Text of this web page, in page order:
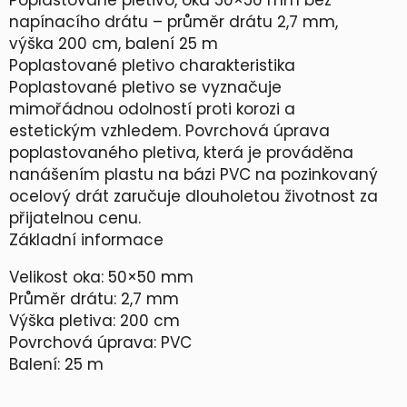
v
o
2
,
7
m
m
,
2
0
0
c
m
,
2
5
m
m
napínacího drátu – průměr drátu 2,7 mm,
výška 200 cm, balení 25 m
Poplastované pletivo charakteristika
Poplastované pletivo se vyznačuje
mimořádnou odolností proti korozi a
estetickým vzhledem. Povrchová úprava
poplastovaného pletiva, která je prováděna
nanášením plastu na bázi PVC na pozinkovaný
ocelový drát zaručuje dlouholetou životnost za
přijatelnou cenu.
Základní informace
Velikost oka: 50×50 mm
Průměr drátu: 2,7 mm
Výška pletiva: 200 cm
Povrchová úprava: PVC
Balení: 25 m